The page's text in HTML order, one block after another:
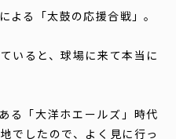
よる「太鼓の応援合戦」。
いると、球場に来て本当に
る「大洋ホエールズ」時代
でしたので、よく見に行っ